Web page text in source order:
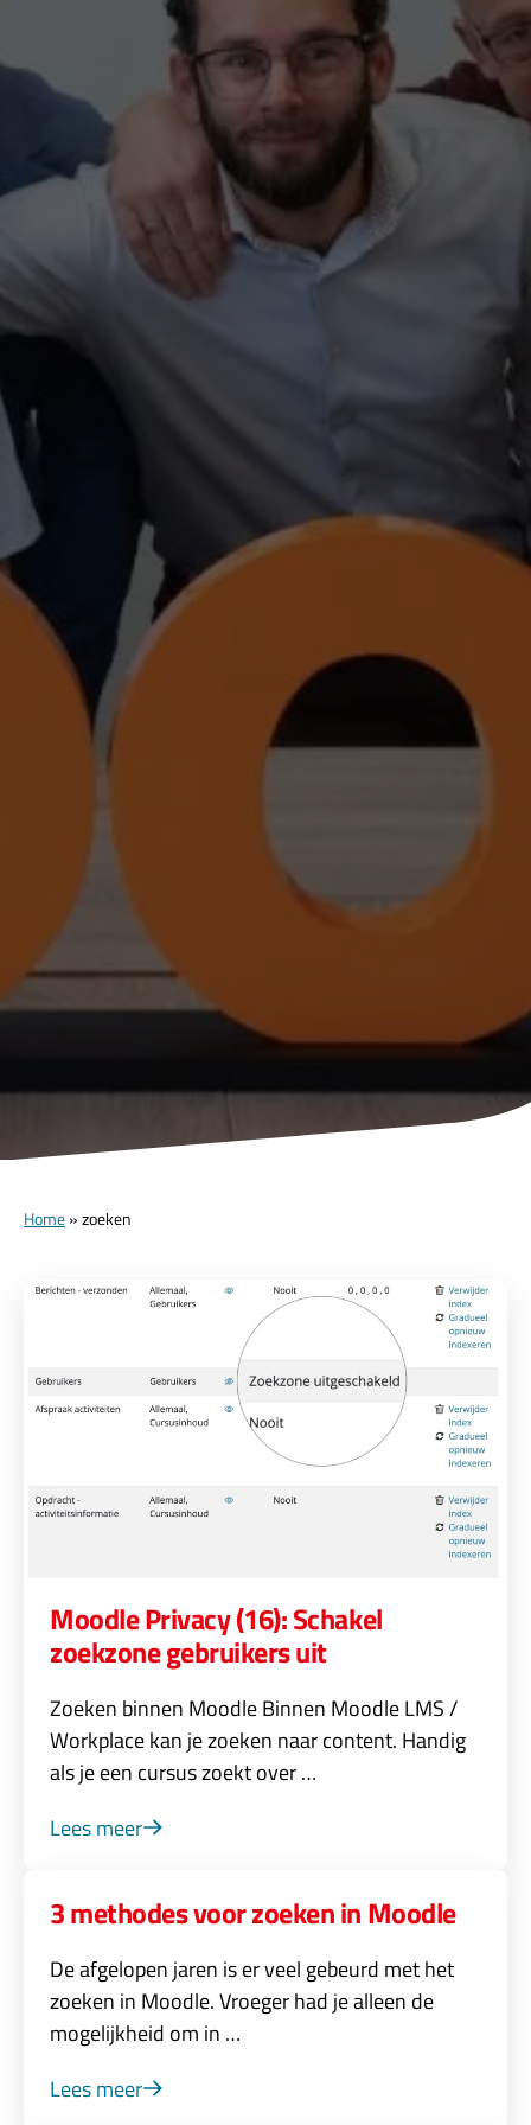
Home»zoeken
Moodle Privacy (16): Schakel
zoekzone gebruikers uit
Zoeken binnen Moodle Binnen Moodle LMS /
Workplace kan je zoeken naar content. Handig
als je een cursus zoekt over …
Lees meer
3 methodes voor zoeken in Moodle
De afgelopen jaren is er veel gebeurd met het
zoeken in Moodle. Vroeger had je alleen de
mogelijkheid om in …
Lees meer